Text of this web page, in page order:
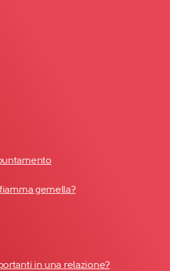
gemella?
in una relazione?